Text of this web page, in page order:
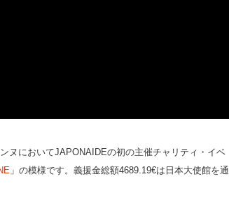
ヌにおいてJAPONAIDEの初の主催チャリティ・イベ
」の模様です。義援金総額4689.19€は日本大使館を通